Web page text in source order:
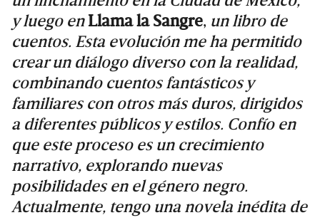
y luego en Llama la Sangre, un libro de
cuentos. Esta evolución me ha permitido
crear un diálogo diverso con la realidad,
combinando cuentos fantásticos y
familiares con otros más duros, dirigidos
a diferentes públicos y estilos. Confío en
que este proceso es un crecimiento
narrativo, explorando nuevas
posibilidades en el género negro.
Actualmente, tengo una novela inédita de